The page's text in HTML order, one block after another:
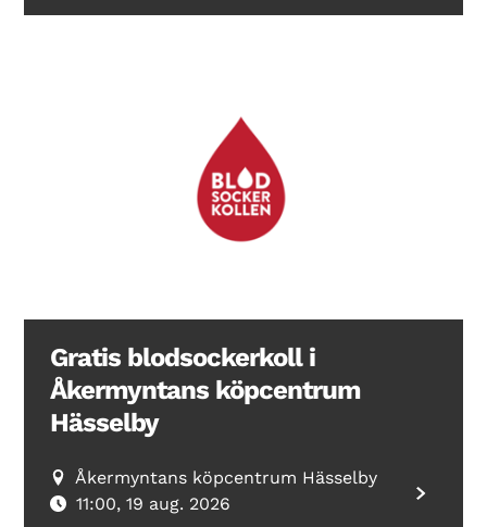
Gratis blodsockerkoll i
Åkermyntans köpcentrum
Hässelby
Åkermyntans köpcentrum Hässelby
11:00, 19 aug. 2026